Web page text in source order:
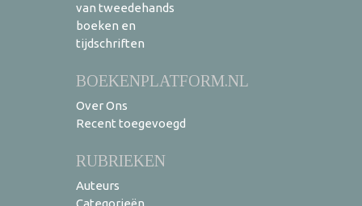
van tweedehands
boeken en
tijdschriften
BOEKENPLATFORM.NL
Over Ons
Recent toegevoegd
RUBRIEKEN
Auteurs
Categorieën